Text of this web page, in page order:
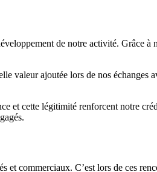
de notre activité. Grâce à
valeur ajoutée lors de nos échanges
et cette légitimité renforcent notre
et commerciaux. C’est lors de ces